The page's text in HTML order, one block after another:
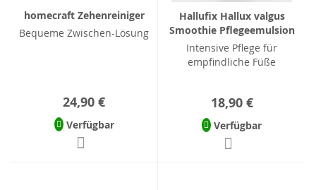
homecraft Zehenreiniger
Bequeme Zwischen-Lösung
24,90 €
Verfügbar
Hallufix Hallux valgus
Smoothie Pflegeemulsion
Intensive Pflege für
empfindliche Füße
18,90 €
Verfügbar